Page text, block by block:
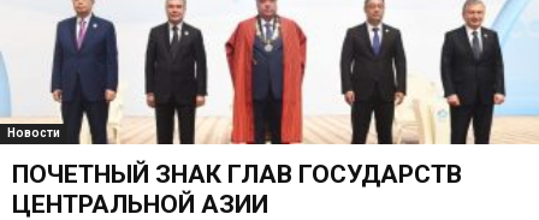
Новости
ПОЧЕТНЫЙ ЗНАК ГЛАВ ГОСУДАРСТВ
ЦЕНТРАЛЬНОЙ АЗИИ